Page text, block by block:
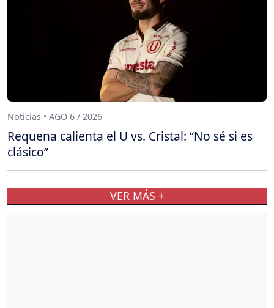
Noticias • AGO 6 / 2026
Requena calienta el U vs. Cristal: “No sé si es
clásico”
VER MÁS +